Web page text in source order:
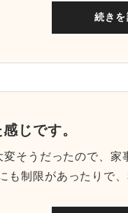
続きを
じです。
そうだったので、家
も制限があったりで